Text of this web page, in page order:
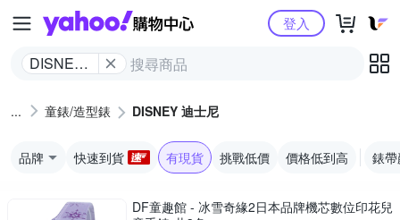
Yahoo購物中心
DISNEY
登入
童錶/造型錶 DISNEY 迪士尼
品牌 快速到貨 有現貨 挑戰低價 價格低到高 錶
DF童趣館 - 冰雪奇緣2日本品牌機芯數位印花兒